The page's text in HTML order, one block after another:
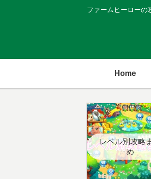
ファームヒーローの
Home
レベル別攻略
め